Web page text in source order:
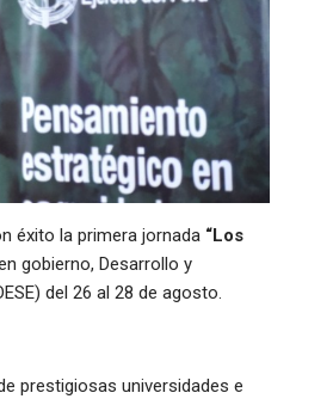
éxito la primera jornada “Los
gobierno, Desarrollo y
del 26 al 28 de agosto.
prestigiosas universidades e